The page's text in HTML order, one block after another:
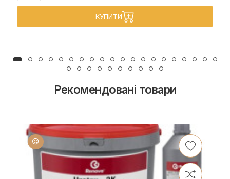
КУПИТИ
Рекомендовані товари